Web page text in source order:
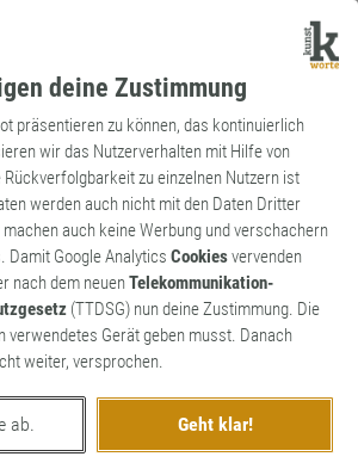
deine Zustimmung
präsentieren zu können, das kontinuierlich
wir das Nutzerverhalten mit Hilfe von
Rückverfolgbarkeit zu einzelnen Nutzern ist
werden auch nicht mit den Daten Dritter
auch keine Werbung und verschachern
Google Analytics Cookiesvervenden
nach dem neuenTelekommunikation-
(TTDSG) nun deine Zustimmung. Die
verwendetes Gerät geben musst. Danach
weiter, versprochen.
ab. Geht klar!
2
4